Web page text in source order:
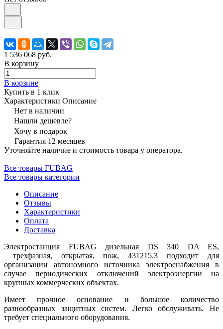
1 536 068 руб.
В корзину
В корзине
Купить в 1 клик
Характеристики Описание
Нет в наличии
Нашли дешевле?
Хочу в подарок
Гарантия 12 месяцев
Уточняйте наличие и стоимость товара у оператора.
Все товары FUBAG
Все товары категории
Описание
Отзывы
Характеристики
Оплата
Доставка
Электростанция FUBAG дизельная DS 340 DA ES,
трехфазная, открытая, пож, 431215.3 подходит для
организации автономного источника электроснабжения в
случае периодических отключений электроэнергии на
крупных коммерческих объектах.
Имеет прочное основание и большое количество
разнообразных защитных систем. Легко обслуживать. Не
требует специального оборудования.